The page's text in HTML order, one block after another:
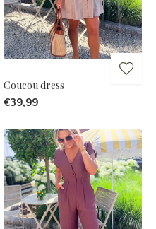
Coucou dress
€39,99